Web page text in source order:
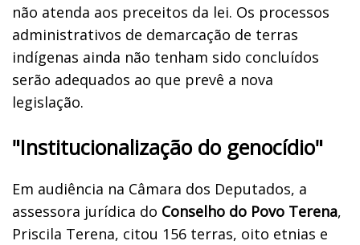
não atenda aos preceitos da lei. Os processos
administrativos de demarcação de terras
indígenas ainda não tenham sido concluídos
serão adequados ao que prevê a nova
legislação.
"Institucionalização do genocídio"
Em audiência na Câmara dos Deputados, a
assessora jurídica do Conselho do Povo Terena,
Priscila Terena, citou 156 terras, oito etnias e